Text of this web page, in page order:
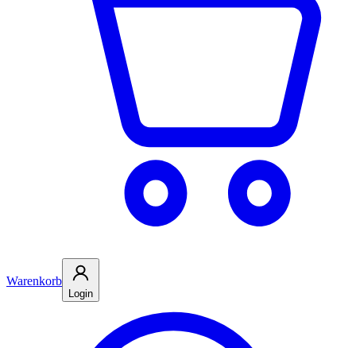
Warenkorb
Login